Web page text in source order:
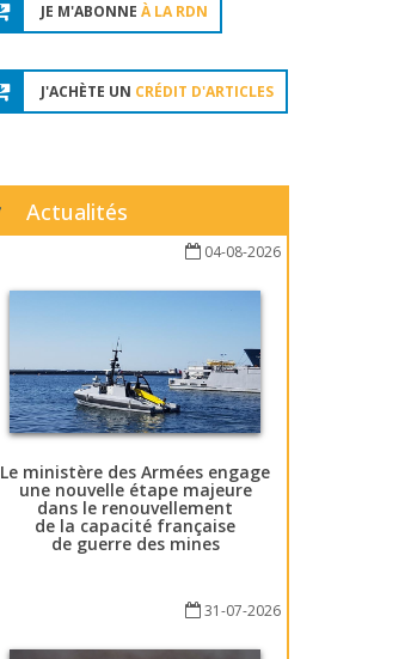
JE M'ABONNE À LA RDN
J'ACHÈTE UN CRÉDIT D'ARTICLES
Actualités
04-08-2026
Le ministère des Armées engage
une nouvelle étape majeure
dans le renouvellement
de la capacité française
de guerre des mines
31-07-2026